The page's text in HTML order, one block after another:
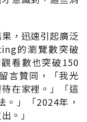
，迅速引起廣泛
的瀏覽數突破
看數也突破150
言贊同，「我光
在家裡。」「這
。」「2024年，
。」